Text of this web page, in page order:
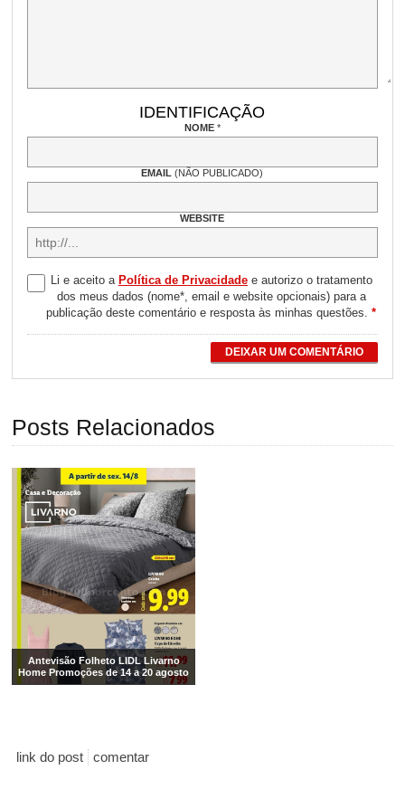
IDENTIFICAÇÃO
NOME *
EMAIL(NÃO PUBLICADO)
WEBSITE
Li e aceito a Política de Privacidadee autorizo o tratamento
dos meus dados (nome*, email e website opcionais) para a
publicação deste comentário e resposta às minhas questões.*
DEIXAR UM COMENTÁRIO
Posts Relacionados
Antevisão Folheto LIDL Livarno
Home Promoções de 14 a 20 agosto
link do post comentar